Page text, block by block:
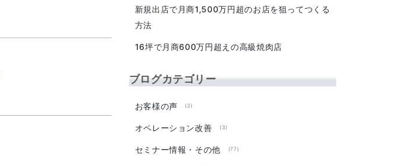
新規出店で月商1,500万円超のお店を狙ってつくる
方法
16坪で月商600万円超えの高級焼肉店
ブログカテゴリー
お客様の声 (2)
オペレーション改善 (3)
セミナー情報・その他 (77)